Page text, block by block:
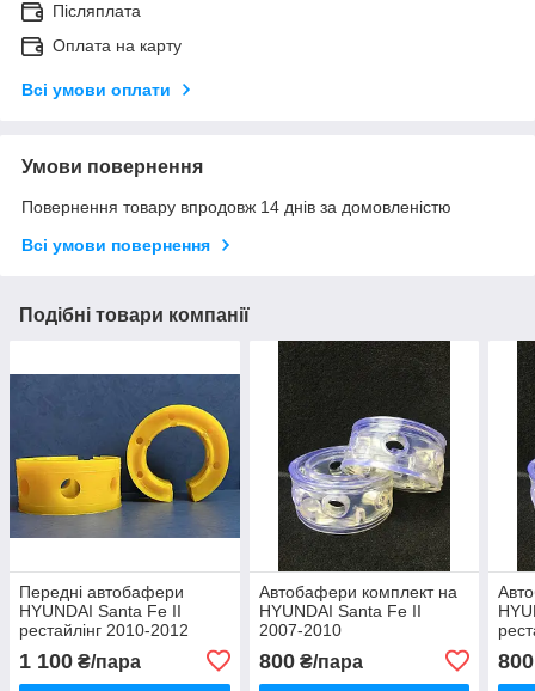
Післяплата
Оплата на карту
Всі умови оплати
Умови повернення
Повернення товару впродовж 14 днів за домовленістю
Всі умови повернення
Подібні товари компанії
Передні автобафери
HYUNDAI Santa Fe II
рестайлінг 2010-2012
1 100 ₴/пара
Автобафери комплект на
HYUNDAI Santa Fe II
2007-2010
800₴/пара 800